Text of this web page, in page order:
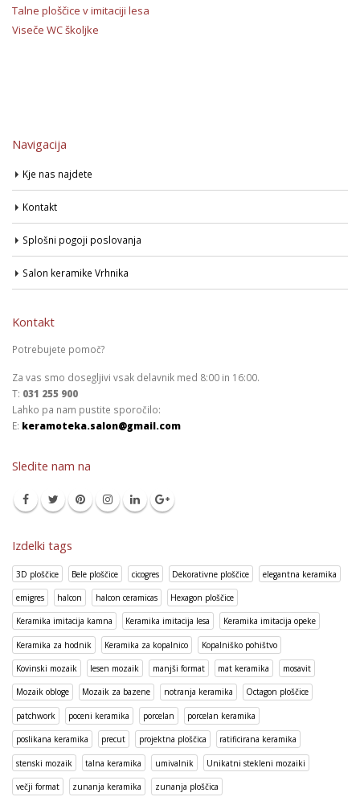
Talne ploščice v imitaciji lesa
Viseče WC školjke
Navigacija
Kje nas najdete
Kontakt
Splošni pogoji poslovanja
Salon keramike Vrhnika
Kontakt
Potrebujete pomoč?
Za vas smo dosegljivi vsak delavnik med 8:00 in 16:00.
T: 031 255 900
Lahko pa nam pustite sporočilo:
E: keramoteka.salon@gmail.com
Sledite nam na
Izdelki tags
3D ploščice Bele ploščice cicogres Dekorativne ploščice elegantna keramika
emigres halcon halcon ceramicas Hexagon ploščice
Keramika imitacija kamna Keramika imitacija lesa Keramika imitacija opeke
Keramika za hodnik Keramika za kopalnico Kopalniško pohištvo
Kovinski mozaik lesen mozaik manjši format mat keramika mosavit
Mozaik obloge Mozaik za bazene notranja keramika Octagon ploščice
patchwork poceni keramika porcelan porcelan keramika
poslikana keramika precut projektna ploščica ratificirana keramika
stenski mozaik talna keramika umivalnik Unikatni stekleni mozaiki
večji format zunanja keramika zunanja ploščica